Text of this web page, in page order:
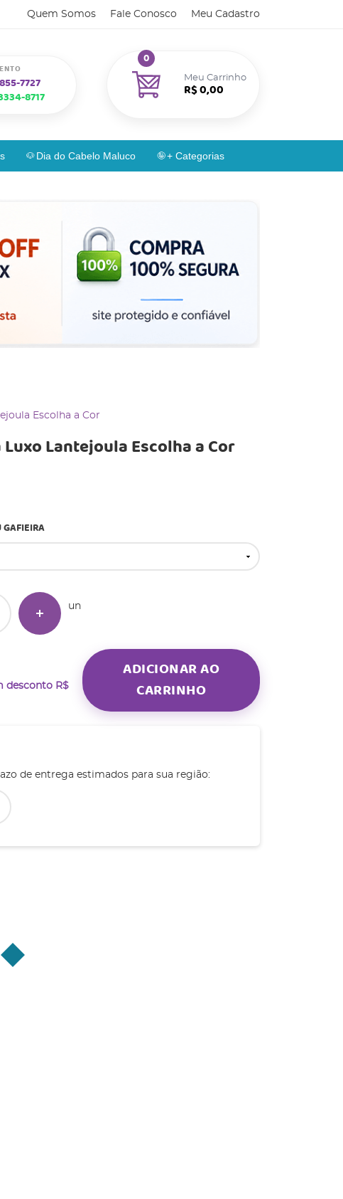
Quem Somos Fale Conosco Meu Cadastro
7727
8717
Meu Carrinho
0
R$ 0,00
Dia do Cabelo Maluco + Categorias
Escolha a Cor
Lantejoula Escolha a Cor
GAFIEIRA
un
desconto R$
ADICIONAR AO
CARRINHO
de entrega estimados para sua região: